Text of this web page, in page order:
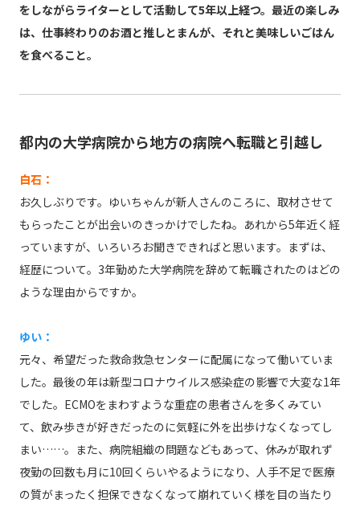
をしながらライターとして活動して5年以上経つ。最近の楽しみ
は、仕事終わりのお酒と推しとまんが、それと美味しいごはん
を食べること。
都内の大学病院から地方の病院へ転職と引越し
白石：
お久しぶりです。ゆいちゃんが新人さんのころに、取材させて
もらったことが出会いのきっかけでしたね。あれから5年近く経
っていますが、いろいろお聞きできればと思います。まずは、
経歴について。3年勤めた大学病院を辞めて転職されたのはどの
ような理由からですか。
ゆい：
元々、希望だった救命救急センターに配属になって働いていま
した。最後の年は新型コロナウイルス感染症の影響で大変な1年
でした。ECMOをまわすような重症の患者さんを多くみてい
て、飲み歩きが好きだったのに気軽に外を出歩けなくなってし
まい……。また、病院組織の問題などもあって、休みが取れず
夜勤の回数も月に10回くらいやるようになり、人手不足で医療
の質がまったく担保できなくなって崩れていく様を目の当たり